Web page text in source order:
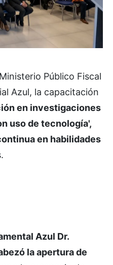
Público Fiscal
Azul, la capacitación
en investigaciones
uso de tecnología',
en habilidades
Azul Dr.
la apertura de